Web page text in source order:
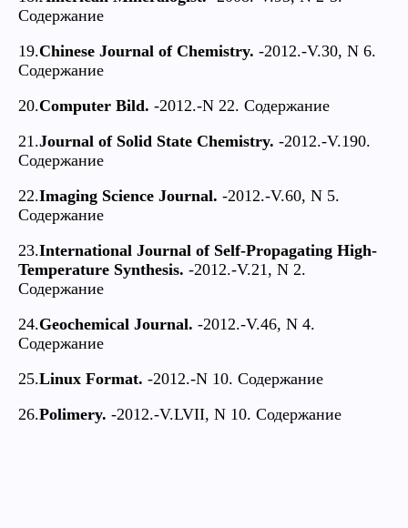
Содержание
19.Chinese Journal of Chemistry. -2012.-V.30, N 6.
Содержание
20.Computer Bild. -2012.-N 22. Содержание
21.Journal of Solid State Chemistry. -2012.-V.190.
Содержание
22.Imaging Science Journal. -2012.-V.60, N 5.
Содержание
23.International Journal of Self-Propagating High-
Temperature Synthesis. -2012.-V.21, N 2.
Содержание
24.Geochemical Journal. -2012.-V.46, N 4.
Содержание
25.Linux Format. -2012.-N 10. Содержание
26.Polimery. -2012.-V.LVII, N 10. Содержание